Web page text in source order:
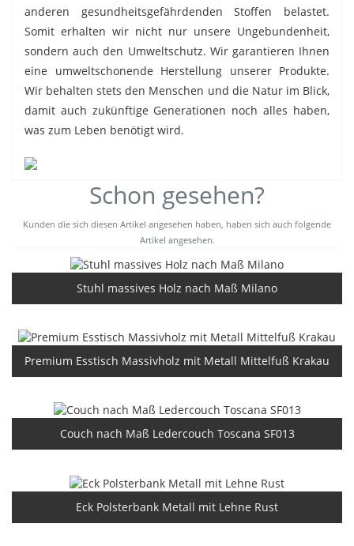
anderen gesundheitsgefährdenden Stoffen belastet.
Somit erhalten wir nicht nur unsere Ungebundenheit,
sondern auch den Umweltschutz. Wir garantieren Ihnen
eine umweltschonende Herstellung unserer Produkte.
Wir behalten stets den Menschen und die Natur im Blick,
damit auch zukünftige Generationen noch alles haben,
was zum Leben benötigt wird.
Schon gesehen?
Kunden die sich diesen Artikel angesehen haben, haben sich auch folgende
Artikel angesehen.
Stuhl massives Holz nach Maß Milano
Premium Esstisch Massivholz mit Metall Mittelfuß Krakau
Couch nach Maß Ledercouch Toscana SF013
Eck Polsterbank Metall mit Lehne Rust